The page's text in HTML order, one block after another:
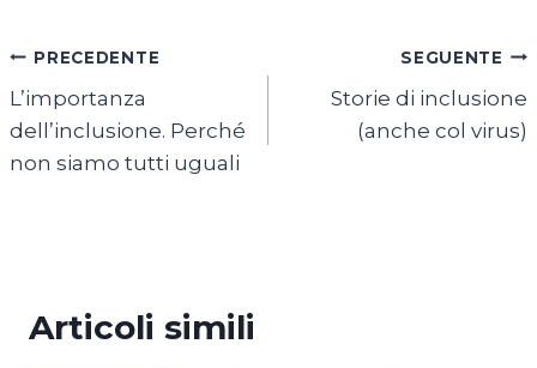
Navigazione
articoli
PRECEDENTE
L’importanza
dell’inclusione. Perché
non siamo tutti uguali
SEGUENTE
Storie di inclusione
(anche col virus)
Articoli simili